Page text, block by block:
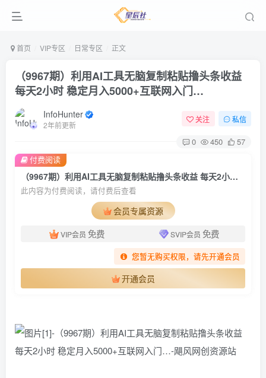
首页 VIP专区 日常专区 正文
（9967期）利用AI工具无脑复制粘贴撸头条收益
每天2小时 稳定月入5000+互联网入门…
InfoHunter
2年前更新
关注 私信
0 450 57
（9967期）利用AI工具无脑复制粘贴撸头条收益 每天2小时 稳定月入5000+互联网入门…
此内容为付费阅读，请付费后查看
会员专属资源
VIP会员 免费 SVIP会员 免费
您暂无购买权限，请先开通会员
开通会员
付费阅读